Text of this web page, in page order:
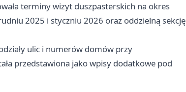
terminy wizyt duszpasterskich na okres
2025 i styczniu 2026 oraz oddzielną sekcję
ulic i numerów domów przy
przedstawiona jako wpisy dodatkowe pod